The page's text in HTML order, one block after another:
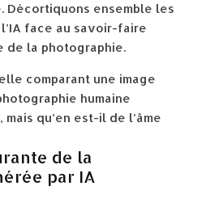
ensemble les
face au savoir-faire
de la photographie.
qu’en est-il de l’âme
de la
par IA